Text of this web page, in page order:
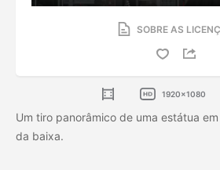
SOBRE AS
1920x1080
Um tiro panorâmico de uma estátua
da baixa.